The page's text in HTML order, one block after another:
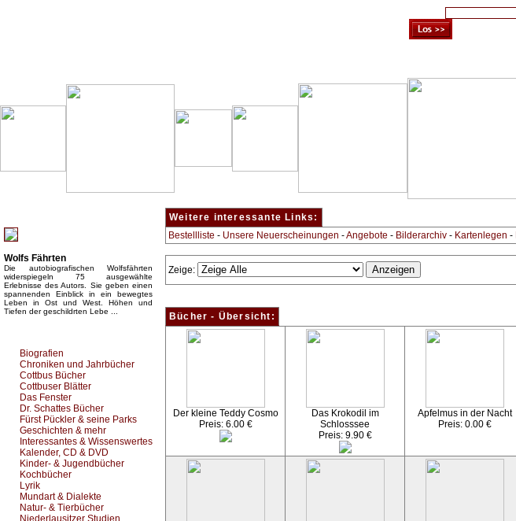
Wolfs Fährten
Die autobiografischen Wolfsfährten
widerspiegeln 75 ausgewählte
Erlebnisse des Autors. Sie geben einen
spannenden Einblick in ein bewegtes
Leben in Ost und West. Höhen und
Tiefen der geschildrten Lebe ...
Biografien
Chroniken und Jahrbücher
Cottbus Bücher
Cottbuser Blätter
Das Fenster
Dr. Schattes Bücher
Fürst Pückler & seine Parks
Geschichten & mehr
Interessantes & Wissenswertes
Kalender, CD & DVD
Kinder- & Jugendbücher
Kochbücher
Lyrik
Mundart & Dialekte
Natur- & Tierbücher
Niederlausitzer Studien
Weitere interessante Links:
Bestellliste - Unsere Neuerscheinungen -Angebote - Bilderarchiv - Kartenlegen -
Zeige:
Bücher - Übersicht:
Der kleine Teddy Cosmo
Preis: 6.00 €
Das Krokodil im
Schlosssee
Preis: 9.90 €
Apfelmus in der Nacht
Preis: 0.00 €